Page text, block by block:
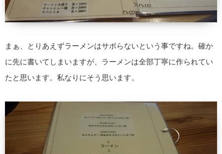
まぁ、とりあえずラーメンはサボらないという事ですね。確か
に先に書いてしまいますが、ラーメンは全部丁寧に作られてい
たと思います。私なりにそう思います。